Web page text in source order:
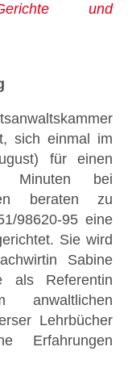
und
sich einmal im
für einen
Minuten bei
beraten zu
98620-95 eine
Sie wird
Sabine
als Referentin
anwaltlichen
Lehrbücher
Erfahrungen